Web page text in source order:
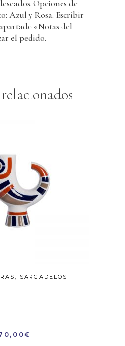
Opciones de
Azul y Rosa. Escribir
«Notas del
el pedido.
, SARGADELOS
€